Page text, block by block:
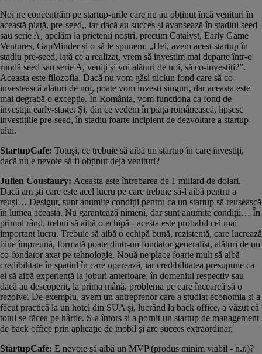
Noi ne concentrăm pe startup-urile care nu au obținut încă venituri în
această piață, pre-seed,, iar dacă au succes și avansează în stadiul seed
sau serie A, apelăm la prietenii noștri, precum Catalyst, Early Game
Ventures, GapMinder și o să le spunem: „Hei, avem acest startup în
stadiu pre-seed, iată ce a realizat, vrem să investim mai departe într-o
rundă seed sau serie A, veniți și voi alături de noi, să co-investiți?”.
Aceasta este filozofia. Dacă nu vom găsi niciun fond care să co-
investească alături de noi, poate vom investi singuri, dar aceasta este
mai degrabă o excepție. În România, vom funcționa ca fond de
investiții early-stage. Și, din ce vedem în piața românească, lipsesc
investițiile pre-seed, în stadiu foarte incipient de dezvoltare a startup-
ului.
StartupCafe: Totuși, ce trebuie să aibă un startup în care investiți,
dacă nu e nevoie să fi obținut deja venituri?
Julien Coustaury: Aceasta este întrebarea de 1 miliard de dolari.
Dacă am ști care este acel lucru pe care trebuie să-l aibă pentru a
reuși… Desigur, sunt anumite condiții pentru ca un startup să reușească
în lumea aceasta. Nu garantează nimeni, dar sunt anumite condiții… În
primul rând, trebui să aibă o echipă - acesta este probabil cel mai
important lucru. Trebuie să aibă o echipă bună, rezistentă, care lucrează
bine împreună, formată poate dintr-un fondator generalist, alături de un
co-fondator axat pe tehnologie. Nouă ne place foarte mult să aibă
credibilitate în spațiul în care operează, iar credibilitatea presupune ca
ei să aibă experiență la joburi anterioare, în domeniul respectiv sau
dacă au descoperit, la prima mână, problema pe care încearcă să o
rezolve. De exemplu, avem un antreprenor care a studiat economia și a
făcut practică la un hotel din SUA și, lucrând la back office, a văzut că
totul se făcea pe hârtie. S-a întors și a pornit un startup de management
de back office prin aplicație de mobil și are succes extraordinar.
StartupCafe: E nevoie să aibă un MVP (produs minim viabil - n.r.)?